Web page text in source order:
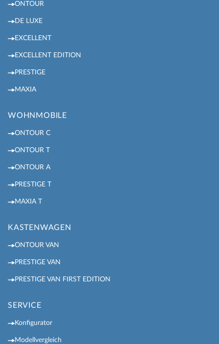
ONTOUR
DE LUXE
EXCELLENT
EXCELLENT EDITION
PRESTIGE
MAXIA
WOHNMOBILE
ONTOUR C
ONTOUR T
ONTOUR A
PRESTIGE T
MAXIA T
KASTENWAGEN
ONTOUR VAN
PRESTIGE VAN
PRESTIGE VAN FIRST EDITION
SERVICE
Konfigurator
Modellvergleich